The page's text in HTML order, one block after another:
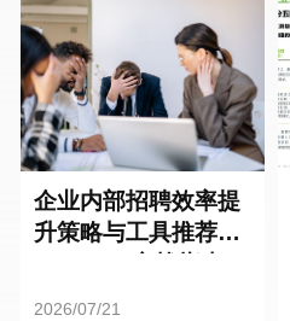
企业内部招聘效率提
升策略与工具推荐：
2026/07/21